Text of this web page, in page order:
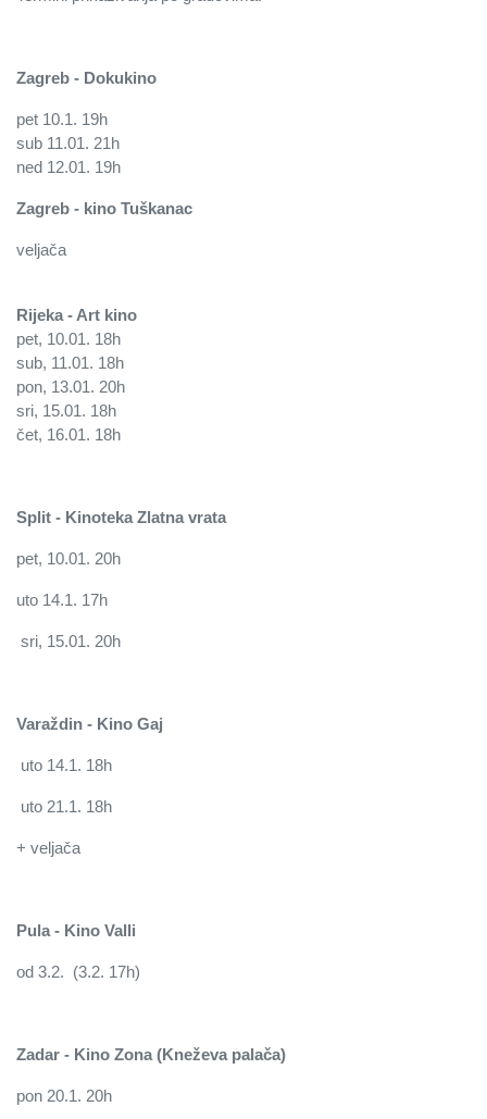
Zagreb - Dokukino
pet 10.1. 19h
sub 11.01. 21h
ned 12.01. 19h
Zagreb - kino Tuškanac
veljača
Rijeka - Art kino
pet, 10.01. 18h
sub, 11.01. 18h
pon, 13.01. 20h
sri, 15.01. 18h
čet, 16.01. 18h
Split - Kinoteka Zlatna vrata
pet, 10.01. 20h
uto 14.1. 17h
sri, 15.01. 20h
Varaždin - Kino Gaj
uto 14.1. 18h
uto 21.1. 18h
+ veljača
Pula - Kino Valli
od 3.2. (3.2. 17h)
Zadar - Kino Zona (Kneževa palača)
pon 20.1. 20h